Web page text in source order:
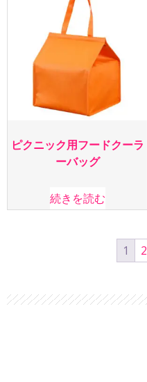
ピクニック用フードクーラ
ーバッグ
続きを読む
1 2